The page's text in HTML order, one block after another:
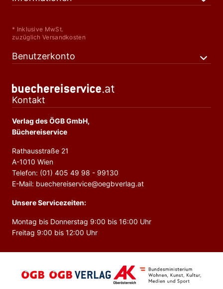
* Inklusive MwSt.
zuzüglich Versandkosten
Benutzerkonto
Kontakt
Verlag des ÖGB GmbH,
Büchereiservice
Rathausstraße 21
A-1010 Wien
Telefon: (01) 405 49 98 - 99130
E-Mail: buechereiservice@oegbverlag.at
Unsere Servicezeiten:
Montag bis Donnerstag 9:00 bis 16:00 Uhr
Freitag 9:00 bis 12:00 Uhr